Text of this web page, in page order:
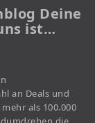
Deine
ist…
an Deals und
als 100.000